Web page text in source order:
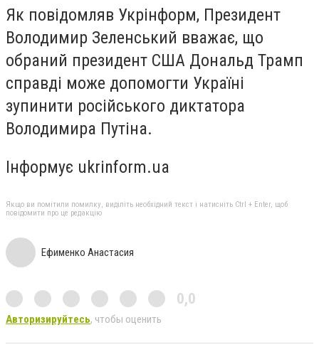
Як повідомляв Укрінформ, Президент
Володимир Зеленський вважає, що
обраний президент США Дональд Трамп
справді може допомогти Україні
зупинити російського диктатора
Володимира Путіна.
Інформує ukrinform.ua
Якщо ви помітили помилку, виділіть необхідний текст і натисніть Ctrl + Enter, щоб
повідомити про це редакцію
Ефименко Анастасия
0,0
Авторизируйтесь, чтобы оценить